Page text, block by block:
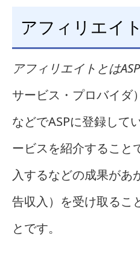
アフィリエイ
アフィリエイトとはASP
サービス・プロバイダ
などでASPに登録して
ービスを紹介すること
入するなどの成果があ
告収入）を受け取るこ
とです。